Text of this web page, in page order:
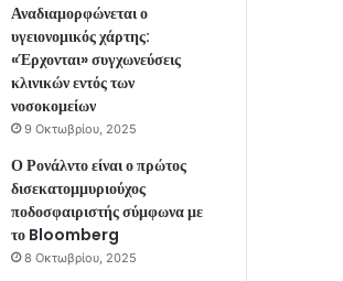
Αναδιαμορφώνεται ο
υγειονομικός χάρτης:
«Έρχονται» συγχωνεύσεις
κλινικών εντός των
νοσοκομείων
9 Οκτωβρίου, 2025
Ο Ρονάλντο είναι ο πρώτος
δισεκατομμυριούχος
ποδοσφαιριστής σύμφωνα με
το Bloomberg
8 Οκτωβρίου, 2025